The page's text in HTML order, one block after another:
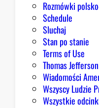
Rozmówki
Schedule
Sluchaj
Stan po stanie
Terms of Use
Thomas Jefferson
Wiadomości
Wszyscy Ludzie
Wszystkie